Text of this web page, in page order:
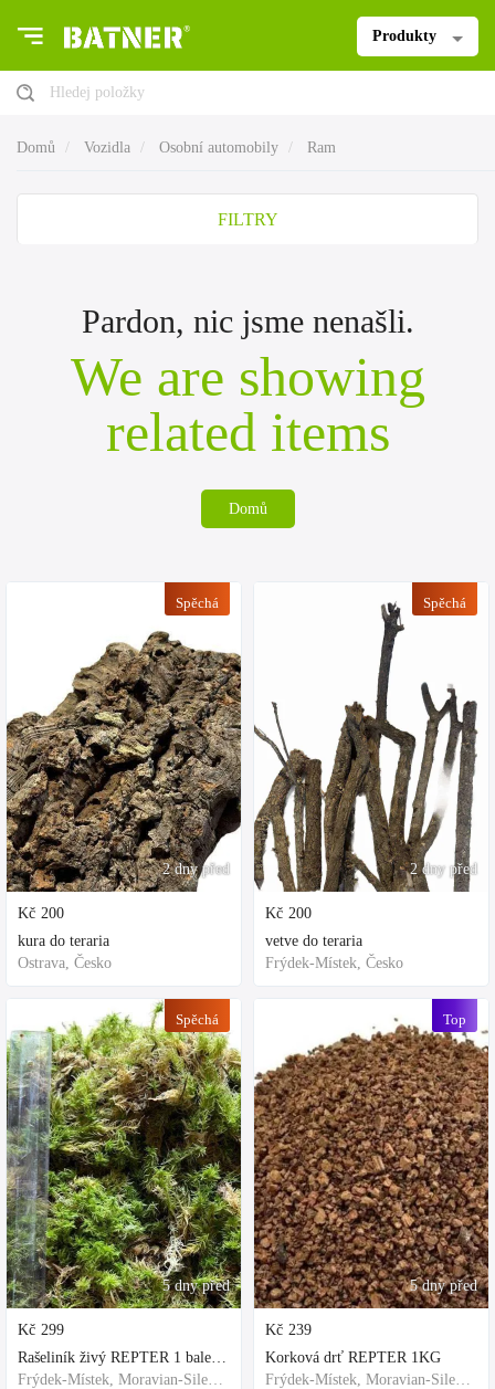
Produkty
Hledej položky
Domů Vozidla Osobní automobily Ram
FILTRY
Pardon, nic jsme nenašli.
We are showing
related items
Domů
2 dny před
Spěchá
Kč 200
kura do teraria
Ostrava, Česko
5 dny před
Spěchá
Kč 299
Rašeliník živý REPTER 1 balení - násada, TOP kvalita 30cm-30cm-8cm
Frýdek-Místek, Moravian-Silesian Region,Others
2 dny před
Spěchá
Kč 200
vetve do teraria
Frýdek-Místek, Česko
5 dny před
Top
Kč 239
Korková drť REPTER 1KG
Frýdek-Místek, Moravian-Silesian Region,Others